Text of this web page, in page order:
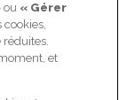
ou « Gérer
cookies,
et